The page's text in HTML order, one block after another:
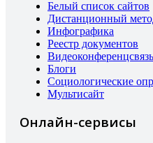
Белый список сайтов
Дистанционный
Инфографика
Реестр документов
Видеоконференцсвязь
Блоги
Социологические
Мультисайт
Онлайн-сервисы